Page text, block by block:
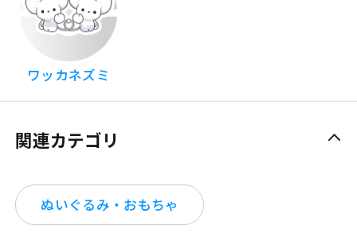
ワッカネズミ
関連カテゴリ
ぬいぐるみ・おもちゃ